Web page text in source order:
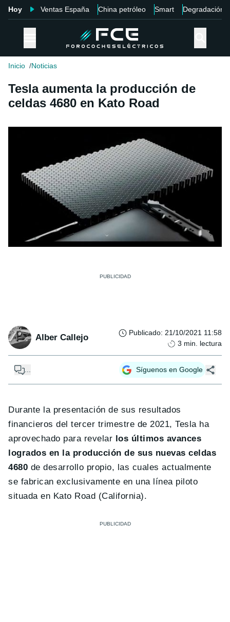
Hoy Ventas España China petróleo Smart Degradación
Inicio Noticias
Tesla aumenta la producción de
celdas 4680 en Kato Road
Alber Callejo Publicado: 21/10/2021 11:58
3 min. lectura
... Síguenos en Google
Durante la presentación de sus resultados
financieros del tercer trimestre de 2021, Tesla ha
aprovechado para revelar los últimos avances
logrados en la producción de sus nuevas celdas
4680 de desarrollo propio, las cuales actualmente
se fabrican exclusivamente en una línea piloto
situada en Kato Road (California).